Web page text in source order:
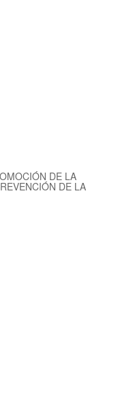
DE LA
DE LA